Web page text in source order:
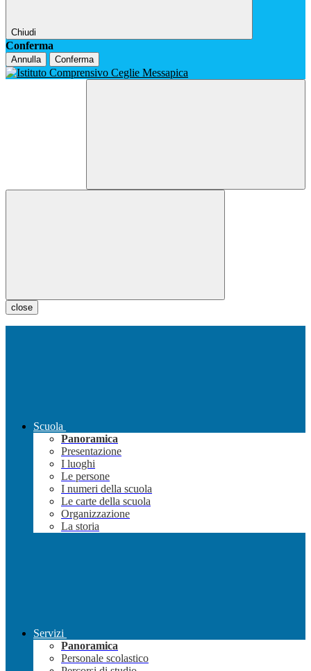
Chiudi
Conferma
Annulla Conferma
close
Scuola
Panoramica
Presentazione
I luoghi
Le persone
I numeri della scuola
Le carte della scuola
Organizzazione
La storia
Servizi
Panoramica
Personale scolastico